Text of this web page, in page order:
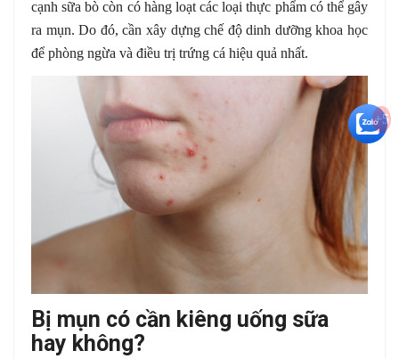
cạnh sữa bò còn có hàng loạt các loại thực phẩm có thể gây
ra mụn. Do đó, cần xây dựng chế độ dinh dưỡng khoa học
để phòng ngừa và điều trị trứng cá hiệu quả nhất.
Bị mụn có cần kiêng uống sữa
hay không?
+5